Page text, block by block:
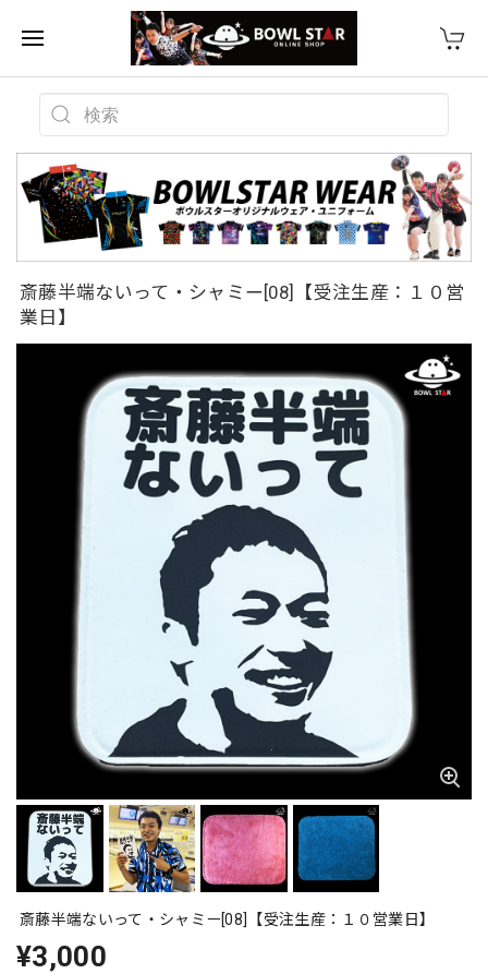
斎藤半端ないって・シャミー[08]【受注生産：１０営
業日】
斎藤半端ないって・シャミー[08]【受注生産：１０営業日】
¥3,000